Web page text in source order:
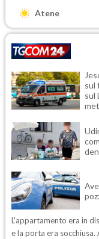
Atene
sul
sul
L'appartamento era in
e la porta era